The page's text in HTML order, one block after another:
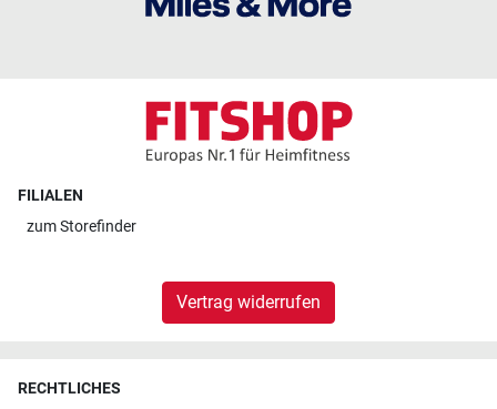
FILIALEN
zumStorefinder
Vertrag widerrufen
RECHTLICHES